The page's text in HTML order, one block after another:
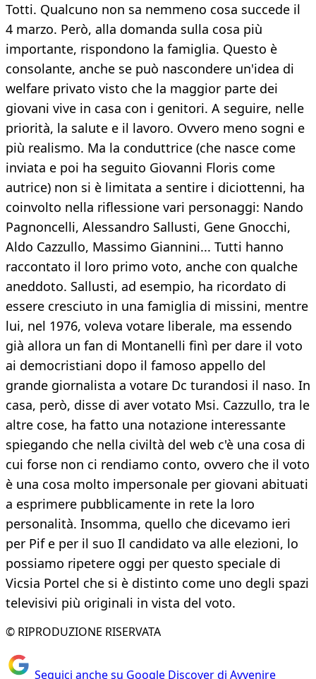
Totti. Qualcuno non sa nemmeno cosa succede il
4 marzo. Però, alla domanda sulla cosa più
importante, rispondono la famiglia. Questo è
consolante, anche se può nascondere un'idea di
welfare privato visto che la maggior parte dei
giovani vive in casa con i genitori. A seguire, nelle
priorità, la salute e il lavoro. Ovvero meno sogni e
più realismo. Ma la conduttrice (che nasce come
inviata e poi ha seguito Giovanni Floris come
autrice) non si è limitata a sentire i diciottenni, ha
coinvolto nella riflessione vari personaggi: Nando
Pagnoncelli, Alessandro Sallusti, Gene Gnocchi,
Aldo Cazzullo, Massimo Giannini... Tutti hanno
raccontato il loro primo voto, anche con qualche
aneddoto. Sallusti, ad esempio, ha ricordato di
essere cresciuto in una famiglia di missini, mentre
lui, nel 1976, voleva votare liberale, ma essendo
già allora un fan di Montanelli finì per dare il voto
ai democristiani dopo il famoso appello del
grande giornalista a votare Dc turandosi il naso. In
casa, però, disse di aver votato Msi. Cazzullo, tra le
altre cose, ha fatto una notazione interessante
spiegando che nella civiltà del web c'è una cosa di
cui forse non ci rendiamo conto, ovvero che il voto
è una cosa molto impersonale per giovani abituati
a esprimere pubblicamente in rete la loro
personalità. Insomma, quello che dicevamo ieri
per Pif e per il suo Il candidato va alle elezioni, lo
possiamo ripetere oggi per questo speciale di
Vicsia Portel che si è distinto come uno degli spazi
televisivi più originali in vista del voto.
© RIPRODUZIONE RISERVATA
Seguici anche su Google Discover di Avvenire